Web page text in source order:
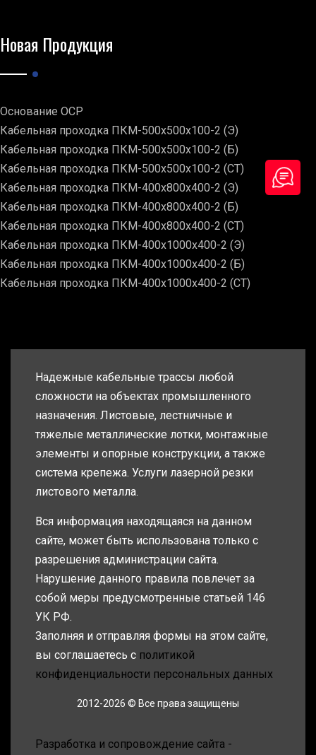
Новая Продукция
Основание ОСР
Кабельная проходка ПКМ-500х500х100-2 (Э)
Кабельная проходка ПКМ-500х500х100-2 (Б)
Кабельная проходка ПКМ-500х500х100-2 (СТ)
Кабельная проходка ПКМ-400х800х400-2 (Э)
Кабельная проходка ПКМ-400х800х400-2 (Б)
Кабельная проходка ПКМ-400х800х400-2 (СТ)
Кабельная проходка ПКМ-400х1000х400-2 (Э)
Кабельная проходка ПКМ-400х1000х400-2 (Б)
Кабельная проходка ПКМ-400х1000х400-2 (СТ)
Надежные кабельные трассы любой
сложности на объектах промышленного
назначения. Листовые, лестничные и
тяжелые металлические лотки, монтажные
элементы и опорные конструкции, а также
система крепежа. Услуги лазерной резки
листового металла.
Вся информация находящаяся на данном
сайте, может быть использована только с
разрешения администрации сайта.
Нарушение данного правила повлечет за
собой меры предусмотренные статьей 146
УК РФ.
Заполняя и отправляя формы на этом сайте,
вы соглашаетесь с политикой
конфиденциальности персональных данных
2012-2026 © Все права защищены
Разработка и сопровождение сайта -